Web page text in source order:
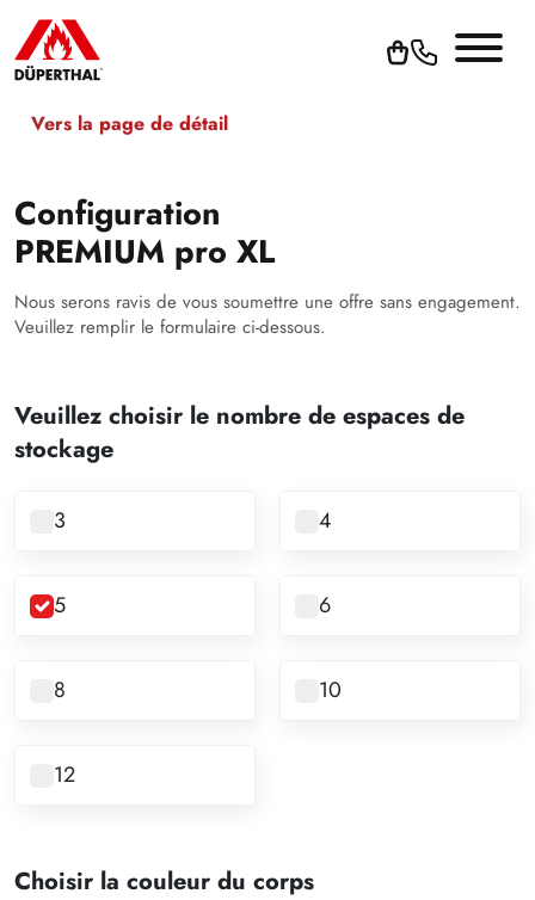
Vers la page de détail
Configuration
PREMIUM pro XL
Nous serons ravis de vous soumettre une offre sans engagement.
Veuillez remplir le formulaire ci-dessous.
Veuillez choisir le nombre de espaces de
stockage
3 4
5 6
8 10
12
Choisir la couleur du corps